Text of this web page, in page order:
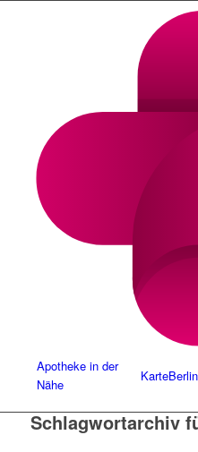
Apotheke in der
Nähe
KarteBerlin
Schlagwortarchiv
Cannabis Rezept & Blüten